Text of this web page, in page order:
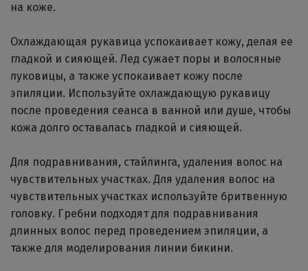
на коже.
Охлаждающая рукавица успокаивает кожу, делая ее
гладкой и сияющей. Лед сужает поры и волосяные
луковицы, а также успокаивает кожу после
эпиляции. Используйте охлаждающую рукавицу
после проведения сеанса в ванной или душе, чтобы
кожа долго оставалась гладкой и сияющей.
Для подравнивания, стайлинга, удаления волос на
чувствительных участках. Для удаления волос на
чувствительных участках используйте бритвенную
головку. Гребни подходят для подравнивания
длинных волос перед проведением эпиляции, а
также для моделирования линии бикини.